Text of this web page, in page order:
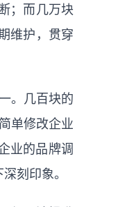
；而几万块
维护，贯穿
。几百块的
单修改企业
业的品牌调
刻印象。